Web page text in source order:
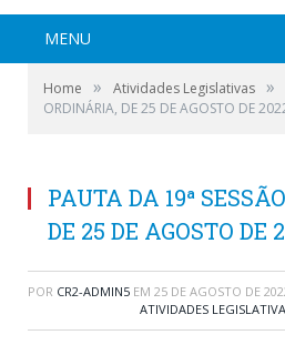
MENU
Home » Atividades Legislativas »
ORDINÁRIA, DE 25 DE AGOSTO DE
PAUTA DA 19ª
DE 25 DE AGOSTO DE
POR CR2-ADMIN5 EM 25 DE AGOSTO DE
ATIVIDADES